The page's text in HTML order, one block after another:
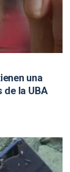
una
la UBA